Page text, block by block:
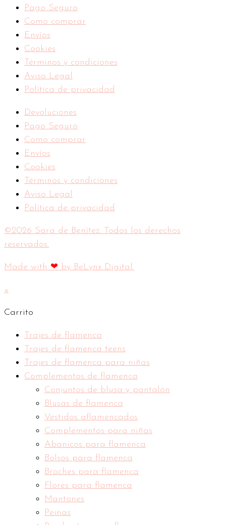
Pago Seguro
Como comprar
Envíos
Cookies
Términos y condiciones
Aviso Legal
Política de privacidad
Devoluciones
Pago Seguro
Como comprar
Envíos
Cookies
Términos y condiciones
Aviso Legal
Política de privacidad
©2026 Sara de Benítez. Todos los derechos
reservados.
Made with ❤ by BeLynx Digital.​​
×
Carrito
Trajes de flamenca
Trajes de flamenca teens
Trajes de flamenca para niñas
Complementos de flamenca
Conjuntos de blusa y pantalón
Blusas de flamenca
Vestidos aflamencados
Complementos para niñas
Abanicos para flamenca
Bolsos para flamenca
Broches para flamenca
Flores para flamenca
Mantones
Peinas